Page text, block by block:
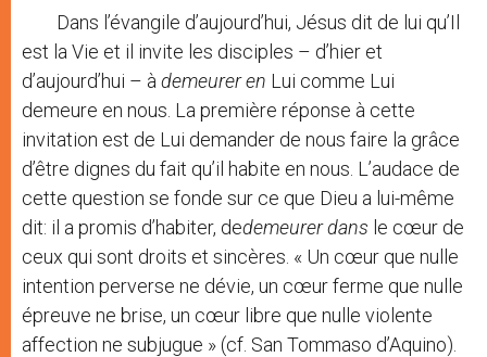
Dans l’évangile d’aujourd’hui, Jésus dit de lui qu’Il
est la Vie et il invite les disciples – d’hier et
d’aujourd’hui – à demeurer en Lui comme Lui
demeure en nous. La première réponse à cette
invitation est de Lui demander de nous faire la grâce
d’être dignes du fait qu’il habite en nous. L’audace de
cette question se fonde sur ce que Dieu a lui-même
dit: il a promis d’habiter, dedemeurer dans le cœur de
ceux qui sont droits et sincères. « Un cœur que nulle
intention perverse ne dévie, un cœur ferme que nulle
épreuve ne brise, un cœur libre que nulle violente
affection ne subjugue » (cf. San Tommaso d’Aquino).